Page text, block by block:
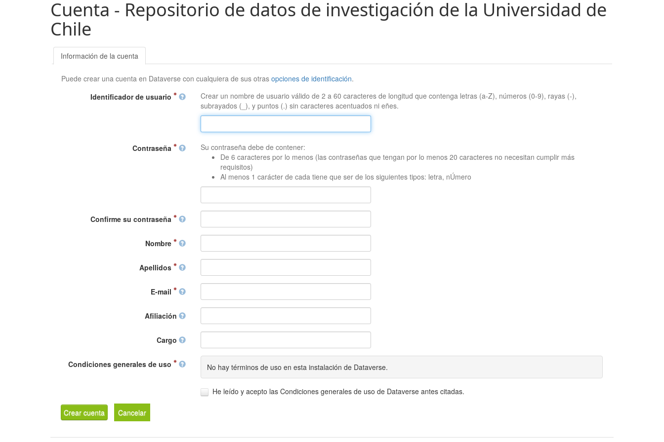
Cuenta - Repositorio de datos de investigación de la Universidad de
Chile
Información de la cuenta
Puede crear una cuenta en Dataverse con cualquiera de sus otrasopciones de identificación.
Identificador de usuario
Crear un nombre de usuario válido de 2 a 60 caracteres de longitud que contenga letras (a-Z), números (0-9), rayas (-),
subrayados (_), y puntos (.) sin caracteres acentuados ni eñes.
Contraseña
Su contraseña debe de contener:
De 6 caracteres por lo menos (las contraseñas que tengan por lo menos 20 caracteres no necesitan cumplir más
requisitos)
Al menos 1 carácter de cada tiene que ser de los siguientes tipos: letra, nÚmero
Confirme su contraseña
Nombre
Apellidos
E-mail
Afiliación
Cargo
Condiciones generales de uso No hay términos de uso en esta instalación de Dataverse.
He leído y acepto las Condiciones generales de uso de Dataverse antes citadas.
Crear cuenta Cancelar